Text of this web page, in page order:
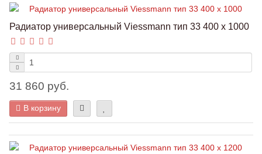
Радиатор универсальный Viessmann тип 33 400 x 1000
31 860 руб.
В корзину